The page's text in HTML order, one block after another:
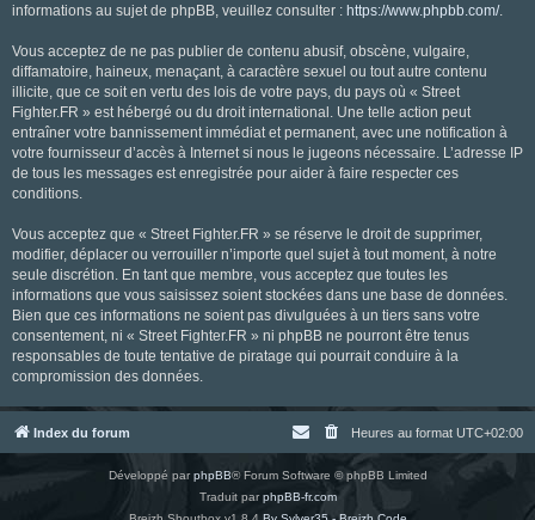
informations au sujet de phpBB, veuillez consulter : https://www.phpbb.com/.
Vous acceptez de ne pas publier de contenu abusif, obscène, vulgaire,
diffamatoire, haineux, menaçant, à caractère sexuel ou tout autre contenu
illicite, que ce soit en vertu des lois de votre pays, du pays où « Street
Fighter.FR » est hébergé ou du droit international. Une telle action peut
entraîner votre bannissement immédiat et permanent, avec une notification à
votre fournisseur d’accès à Internet si nous le jugeons nécessaire. L’adresse IP
de tous les messages est enregistrée pour aider à faire respecter ces
conditions.
Vous acceptez que « Street Fighter.FR » se réserve le droit de supprimer,
modifier, déplacer ou verrouiller n’importe quel sujet à tout moment, à notre
seule discrétion. En tant que membre, vous acceptez que toutes les
informations que vous saisissez soient stockées dans une base de données.
Bien que ces informations ne soient pas divulguées à un tiers sans votre
consentement, ni « Street Fighter.FR » ni phpBB ne pourront être tenus
responsables de toute tentative de piratage qui pourrait conduire à la
compromission des données.
Index du forum Heures au format UTC+02:00
Développé parphpBB® Forum Software © phpBB Limited
Traduit parphpBB-fr.com